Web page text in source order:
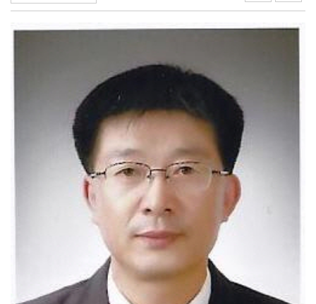
광산구자원봉사센터, 폭염 대응 통합자원지원단 활동
SOOP 수퍼스, 고의정·서지혜 영입…전력 보강